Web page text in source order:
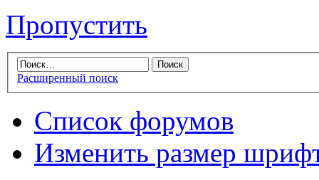
Пропустить
Расширенный поиск
Список форумов
Изменить размер